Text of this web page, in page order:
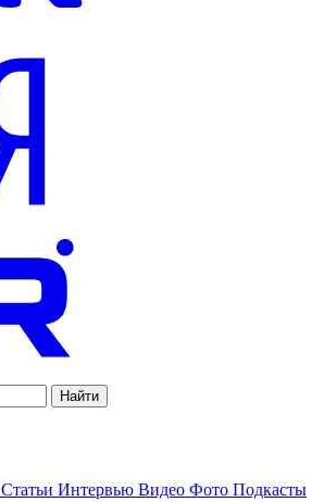
Найти
Статьи Интервью Видео Фото Подкасты